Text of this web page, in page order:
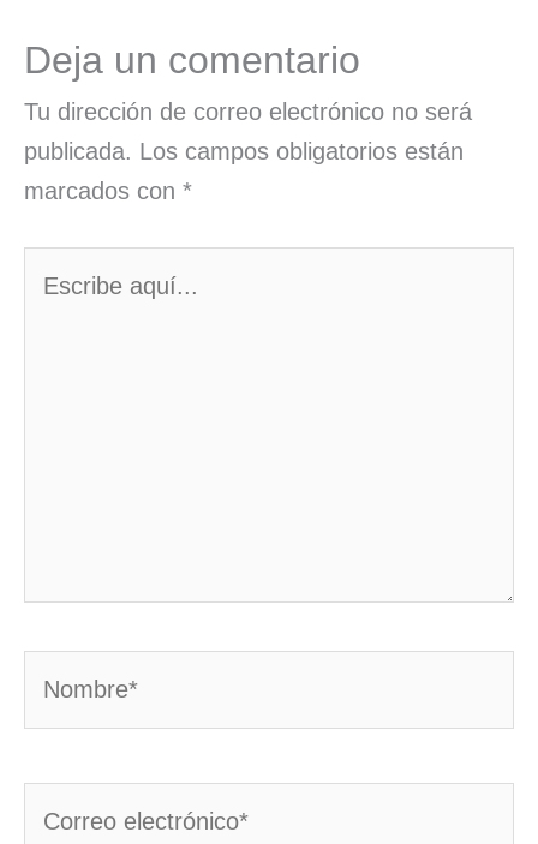
Deja un comentario
Tu dirección de correo electrónico no será
publicada. Los campos obligatorios están
marcados con *